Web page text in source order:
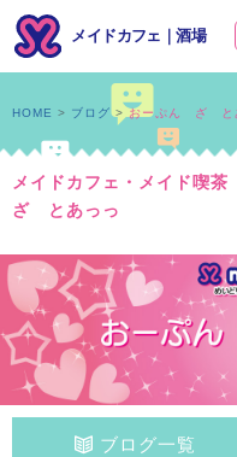
メイドカフェ ｜酒場
メイドカフェ・メイド喫
ざ とあっっ
HOME ブログ おーぷん ざ と
ブログ一覧